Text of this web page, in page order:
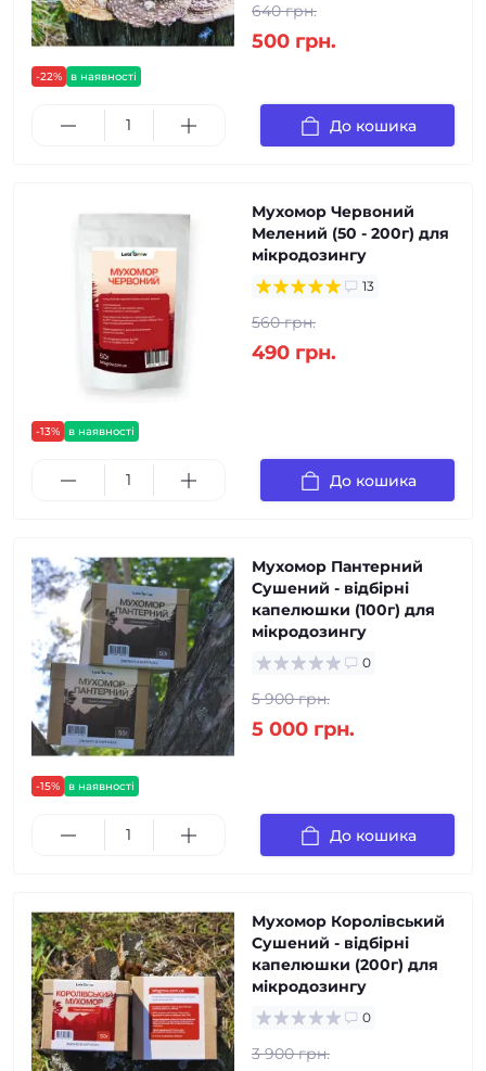
-22% в наявності
640 грн.
500 грн.
До кошика
-13% в наявності
Мухомор Червоний
Мелений (50 - 200г) для
мікродозингу
13
560 грн.
490 грн.
До кошика
-15% в наявності
Мухомор Пантерний
Сушений - відбірні
капелюшки (100г) для
мікродозингу
0
5 900 грн.
5 000 грн.
До кошика
Мухомор Королівський
Сушений - відбірні
капелюшки (200г) для
мікродозингу
0
3 900 грн.